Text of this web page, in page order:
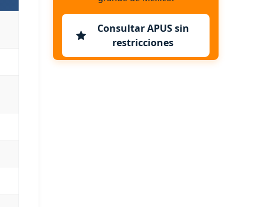
Consultar APUS sin
restricciones